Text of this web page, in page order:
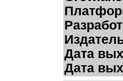
Дата
Дата